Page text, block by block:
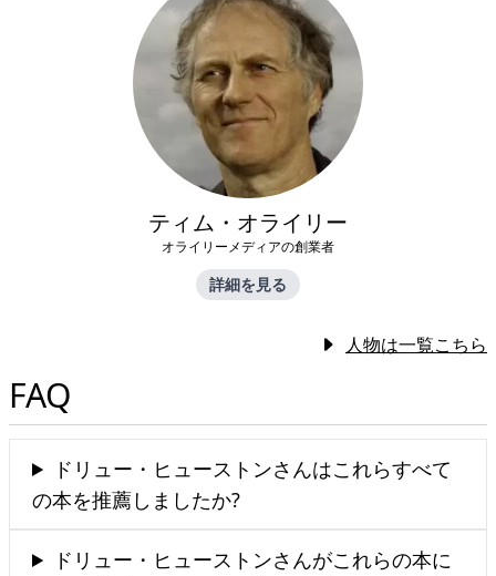
ティム・オライリー
オライリーメディアの創業者
詳細を見る
人物は一覧こちら
FAQ
ドリュー・ヒューストンさんはこれらすべて
の本を推薦しましたか?
ドリュー・ヒューストンさんがこれらの本に